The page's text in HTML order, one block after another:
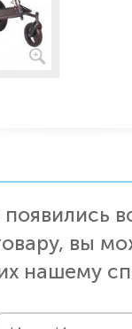
появились
вы
нашему